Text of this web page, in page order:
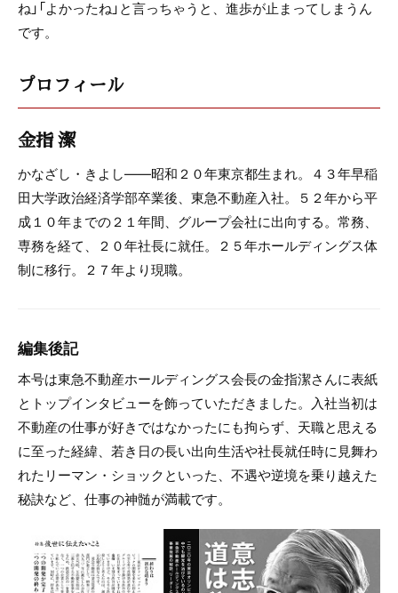
ね」「よかったね」と言っちゃうと、進歩が止まってしまうん
です。
プロフィール
金指 潔
かなざし・きよし――昭和２０年東京都生まれ。４３年早稲
田大学政治経済学部卒業後、東急不動産入社。５２年から平
成１０年までの２１年間、グループ会社に出向する。常務、
専務を経て、２０年社長に就任。２５年ホールディングス体
制に移行。２７年より現職。
編集後記
本号は東急不動産ホールディングス会長の金指潔さんに表紙
とトップインタビューを飾っていただきました。入社当初は
不動産の仕事が好きではなかったにも拘らず、天職と思える
に至った経緯、若き日の長い出向生活や社長就任時に見舞わ
れたリーマン・ショックといった、不遇や逆境を乗り越えた
秘訣など、仕事の神髄が満載です。